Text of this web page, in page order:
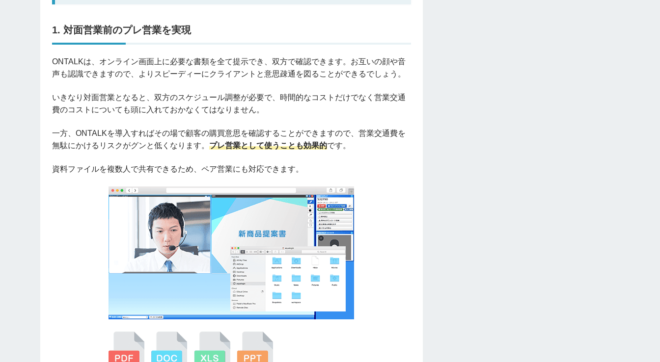
1. 対面営業前のプレ営業を実現
ONTALKは、オンライン画面上に必要な書類を全て提示でき、双方で確認できます。お互いの顔や音
声も認識できますので、よりスピーディーにクライアントと意思疎通を図ることができるでしょう。
いきなり対面営業となると、双方のスケジュール調整が必要で、時間的なコストだけでなく営業交通
費のコストについても頭に入れておかなくてはなりません。
一方、ONTALKを導入すればその場で顧客の購買意思を確認することができますので、営業交通費を
無駄にかけるリスクがグンと低くなります。 プレ営業として使うことも効果的です。
資料ファイルを複数人で共有できるため、ペア営業にも対応できます。